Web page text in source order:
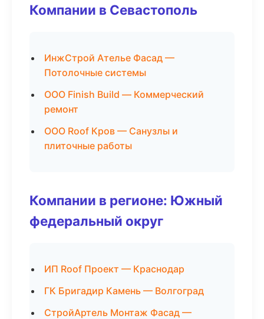
Компании в Севастополь
ИнжСтрой Ателье Фасад —
Потолочные системы
ООО Finish Build — Коммерческий
ремонт
ООО Roof Кров — Санузлы и
плиточные работы
Компании в регионе: Южный
федеральный округ
ИП Roof Проект — Краснодар
ГК Бригадир Камень — Волгоград
СтройАртель Монтаж Фасад —